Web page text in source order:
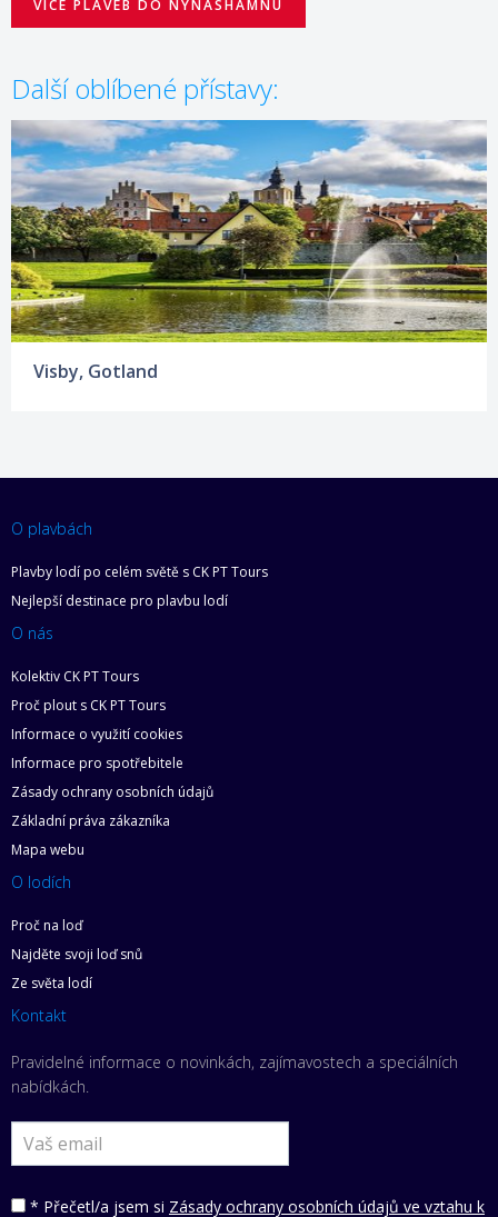
VÍCE PLAVEB DO NYNASHAMNU
Další oblíbené přístavy:
Visby, Gotland
O plavbách
Plavby lodí po celém světě s CK PT Tours
Nejlepší destinace pro plavbu lodí
O nás
Kolektiv CK PT Tours
Proč plout s CK PT Tours
Informace o využití cookies
Informace pro spotřebitele
Zásady ochrany osobních údajů
Základní práva zákazníka
Mapa webu
O lodích
Proč na loď
Najděte svoji loď snů
Ze světa lodí
Kontakt
Pravidelné informace o novinkách, zajímavostech a speciálních
nabídkách.
* Přečetl/a jsem si Zásady ochrany osobních údajů ve vztahu k